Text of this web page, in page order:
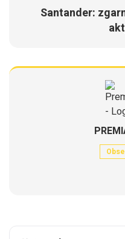
Santander: